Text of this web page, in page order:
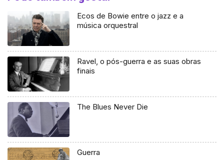
Ecos de Bowie entre o jazz e a
música orquestral
Ravel, o pós-guerra e as suas obras
finais
The Blues Never Die
Guerra